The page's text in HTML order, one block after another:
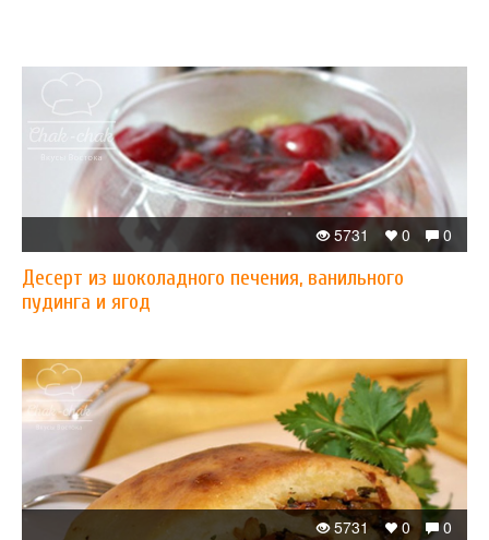
0
0
5731
Десерт из шоколадного печения, ванильного
пудинга и ягод
0
0
5731